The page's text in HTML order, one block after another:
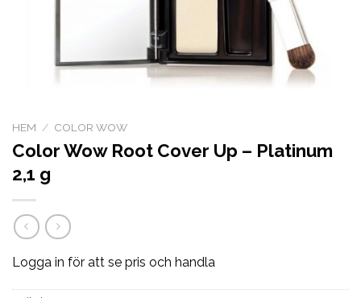
HEM / COLOR WOW
Color Wow Root Cover Up – Platinum
2,1 g
Logga in för att se pris och handla